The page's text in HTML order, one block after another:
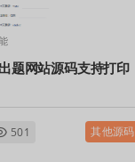
题网站源码支持打印
501 其他源码